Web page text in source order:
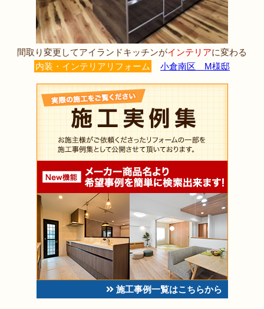
間取り変更してアイランドキッチンがインテリアに変わる
内装・インテリアリフォーム
小倉南区 M様邸
施工事例一覧はこちらから